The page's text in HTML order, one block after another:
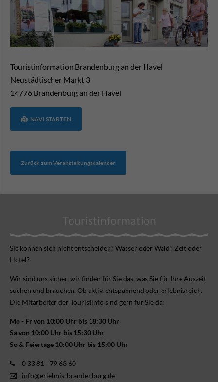
Touristinformation Brandenburg an der Havel
Neustädtischer Markt 3
14776 Brandenburg an der Havel
NAVI STARTEN
Zurück zum Veranstaltungskalender
Touristinformation
Sie können sich nicht ent­scheiden? Wasser oder Wald? Zelt oder
Hotel?
Wir sind uns sicher, wir finden für Sie das, was Sie für Ihre Aus­zeit
suchen und brauchen. Ob aktiv, ent­spannend oder erlebnis­reich.
Die Mitarbeiter der Touristinfo sind gern für Sie da:
Mo - Fr von 10:00 Uhr bis 18:30 Uhr
Sa von 10:00 Uhr bis 15:30 Uhr
So & Feiertage 10:00 Uhr bis 15:00 Uhr
0 33 81 - 79 63 60
info@erlebnis-brandenburg.de